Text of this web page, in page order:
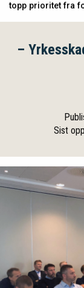
topp prioritet fra
–
Sist